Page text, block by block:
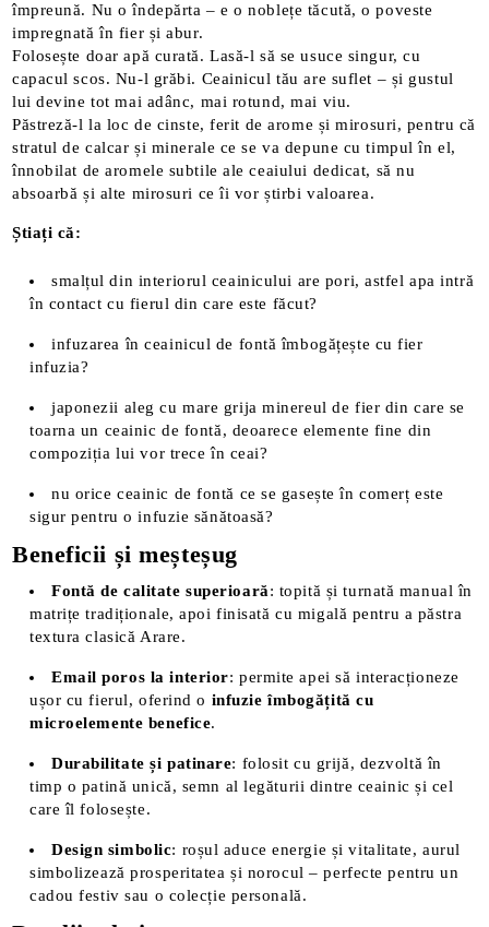
împreună. Nu o îndepărta – e o noblețe tăcută, o poveste
impregnată în fier și abur.
Folosește doar apă curată. Lasă-l să se usuce singur, cu
capacul scos. Nu-l grăbi. Ceainicul tău are suflet – și gustul
lui devine tot mai adânc, mai rotund, mai viu.
Păstreză-l la loc de cinste, ferit de arome și mirosuri, pentru că
stratul de calcar și minerale ce se va depune cu timpul în el,
înnobilat de aromele subtile ale ceaiului dedicat, să nu
absoarbă și alte mirosuri ce îi vor știrbi valoarea.
Știați că:
smalțul din interiorul ceainicului are pori, astfel apa intră
în contact cu fierul din care este făcut?
infuzarea în ceainicul de fontă îmbogățește cu fier
infuzia?
japonezii aleg cu mare grija minereul de fier din care se
toarna un ceainic de fontă, deoarece elemente fine din
compoziția lui vor trece în ceai?
nu orice ceainic de fontă ce se gasește în comerț este
sigur pentru o infuzie sănătoasă?
Beneficii și meșteșug
Fontă de calitate superioară: topită și turnată manual în
matrițe tradiționale, apoi finisată cu migală pentru a păstra
textura clasică Arare.
Email poros la interior: permite apei să interacționeze
ușor cu fierul, oferind o infuzie îmbogățită cu
microelemente benefice.
Durabilitate și patinare: folosit cu grijă, dezvoltă în
timp o patină unică, semn al legăturii dintre ceainic și cel
care îl folosește.
Design simbolic: roșul aduce energie și vitalitate, aurul
simbolizează prosperitatea și norocul – perfecte pentru un
cadou festiv sau o colecție personală.